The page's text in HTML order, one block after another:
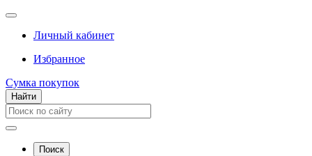
Личный кабинет
Избранное
Сумка покупок
Найти
Поиск